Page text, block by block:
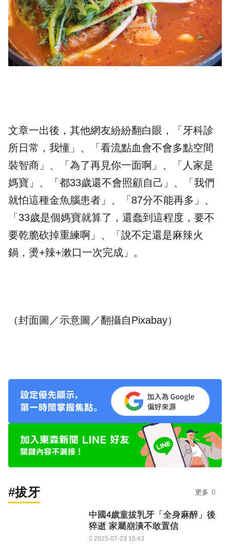
文章一出後，其他網友紛紛翻白眼，「牙科診
所日常，我懂」、「看流點血會不會多點空間
裝智商」、「為了再見你一面啊」、「人家是
媽寶」、「都33歲還不會照顧自己」、「我們
就怕這種金魚腦患者」、「87分不能再多」、
「33歲是個媽寶就算了，還蠢到這程度，要不
要乾脆砍掉重練啊」、「說不定還是麻辣火
鍋，燙+辣+漱口一次完成」。
（封面圖／示意圖／翻攝自Pixabay）
#拔牙 更多
中國4歲童拔乳牙「全身麻醉」後
猝逝 家屬崩潰不敢置信
2025-07-23 15:43